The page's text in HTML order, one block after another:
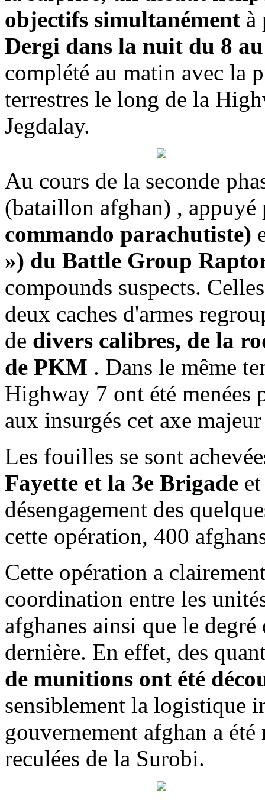
objectifs simultanément à
Dergi dans la nuit du 8
complété au matin avec la
terrestres le long de la
Jegdalay.
Au cours de la seconde
(bataillon afghan) , appuyé
commando parachutiste)
») du Battle Group
compounds suspects.
deux caches d'armes
de divers calibres, de la
de PKM . Dans le même
Highway 7 ont été
aux insurgés cet axe
Les fouilles se sont
Fayette et la 3e Brigade
désengagement des
cette opération, 400
Cette opération a
coordination entre les
afghanes ainsi que le
dernière. En effet, des
de munitions ont été
sensiblement la logistique
gouvernement afghan a
reculées de la Surobi.